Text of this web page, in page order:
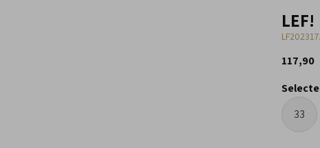
LEF!
117,90
33